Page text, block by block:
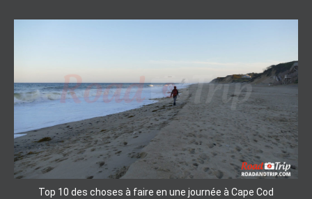
Top 10 des choses à faire en une journée à Cape Cod